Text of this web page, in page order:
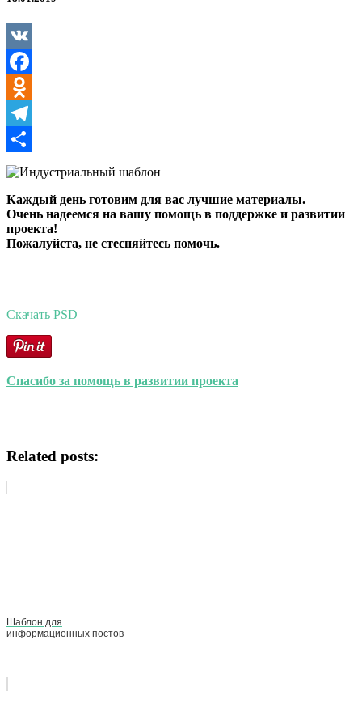
VK
Facebook
Odnoklassniki
Telegram
Отправить
Каждый день готовим для вас лучшие материалы.
Очень надеемся на вашу помощь в поддержке и развитии
проекта!
Пожалуйста, не стесняйтесь помочь.
Скачать PSD
Спасибо за помощь в развитии проекта
Related posts:
Шаблон для
информационных постов